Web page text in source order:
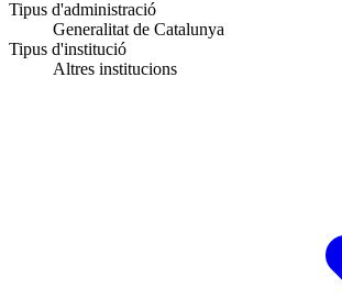
Tipus d'administració
Generalitat de Catalunya
Tipus d'institució
Altres institucions